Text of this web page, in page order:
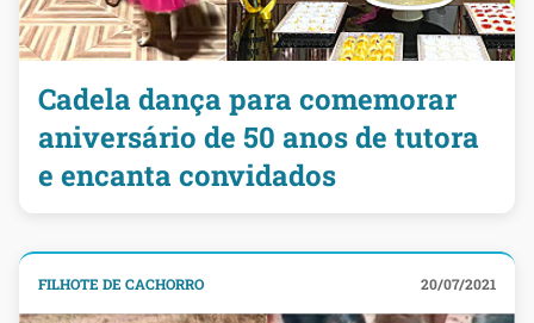
Cadela dança para comemorar
aniversário de 50 anos de tutora
e encanta convidados
FILHOTE DE CACHORRO 20/07/2021